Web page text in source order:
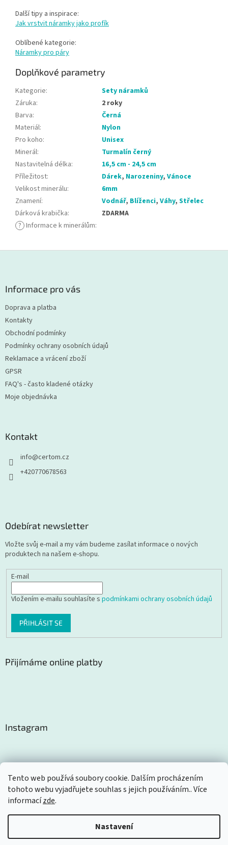
Tento web používá soubory cookie. Dalším procházením
tohoto webu vyjadřujete souhlas s jejich používáním.. Více
informacízde.
Nastavení
Další tipy a inspirace:
Jak vrstvit náramky jako profík
Oblíbené kategorie:
Náramky pro páry
Doplňkové parametry
Kategorie:
Sety náramků
Záruka:
2 roky
Barva:
Černá
Materiál:
Nylon
Pro koho:
Unisex
Minerál:
Turmalín černý
Nastavitelná délka:
16,5 cm - 24,5 cm
Příležitost: Dárek, Narozeniny, Vánoce
Velikost minerálu:
6mm
Znamení: Vodnář, Blíženci, Váhy, Střelec
Dárková krabička:
ZDARMA
? Informace k minerálům:
Informace pro vás
Doprava a platba
Kontakty
Obchodní podmínky
Podmínky ochrany osobních údajů
Reklamace a vrácení zboží
GPSR
FAQ's - často kladené otázky
Moje objednávka
Kontakt
info@certom.cz
+420770678563
Odebírat newsletter
Vložte svůj e-mail a my vám budeme zasílat informace o nových
produktech na našem e-shopu.
E-mail
Vložením e-mailu souhlasíte s podmínkami ochrany osobních údajů
PŘIHLÁSIT SE
Přijímáme online platby
Instagram
Sledovat na Instagramu
Vytvořil Shoptet